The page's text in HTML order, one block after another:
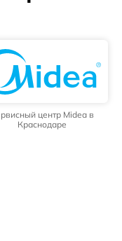
центр Midea в
Краснодаре